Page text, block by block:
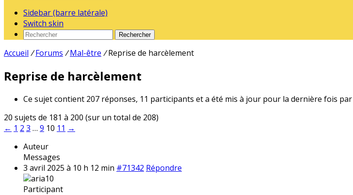
Sidebar (barre latérale)
Switch skin
Rechercher
Accueil / Forums / Mal-être / Reprise de harcèlement
Reprise de harcèlement
Ce sujet contient 207 réponses, 11 participants et a été mis à jour pour la dernière fois par
20 sujets de 181 à 200 (sur un total de 208)
← 1 2 3 … 9 10 11 →
Auteur
Messages
3 avril 2025 à 10 h 12 min #71342 Répondre
aria10
Participant